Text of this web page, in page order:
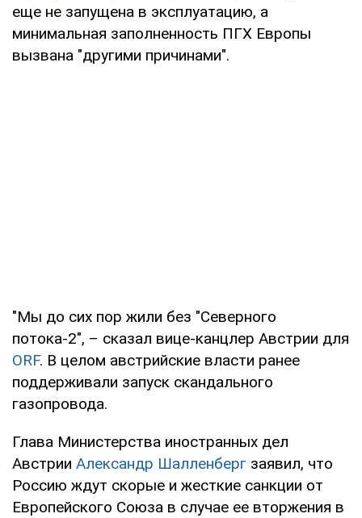
еще не запущена в эксплуатацию, а
минимальная заполненность ПГХ Европы
вызвана "другими причинами".
"Мы до сих пор жили без "Северного
потока-2", – сказал вице-канцлер Австрии для
ORF. В целом австрийские власти ранее
поддерживали запуск скандального
газопровода.
Глава Министерства иностранных дел
Австрии Александр Шалленберг заявил, что
Россию ждут скорые и жесткие санкции от
Европейского Союза в случае ее вторжения в